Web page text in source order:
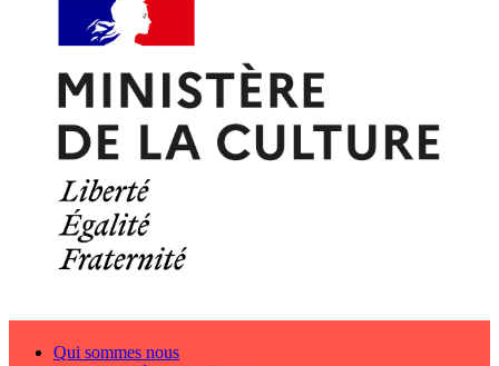
Qui sommes nous